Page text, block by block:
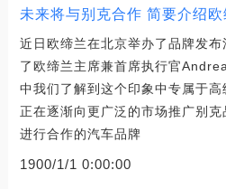
未来将与别克合作 简要介绍
近日欧缔兰在北京举办了品牌发布
了欧缔兰主席兼首席执行官
中我们了解到这个印象中专属于
正在逐渐向更广泛的市场推广别
进行合作的汽车品牌
1900/1/1 0:00:00